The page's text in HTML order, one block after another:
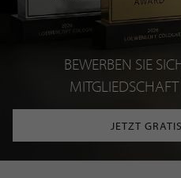
BEWERBEN SIE
JETZT